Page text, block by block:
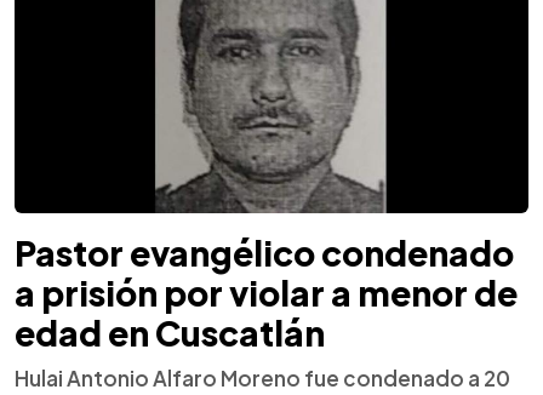
Pastor evangélico condenado
a prisión por violar a menor de
edad en Cuscatlán
Hulai Antonio Alfaro Moreno fue condenado a 20